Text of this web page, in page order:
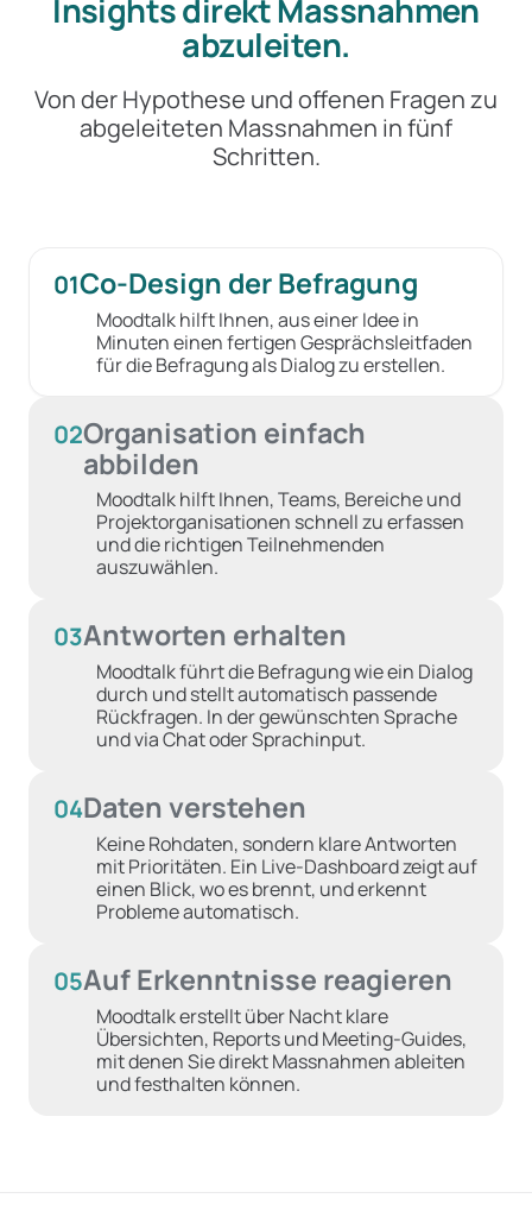
Insights direkt Massnahmen
abzuleiten.
Von der Hypothese und offenen Fragen zu
abgeleiteten Massnahmen in fünf
Schritten.
01Co-Design der Befragung
Moodtalk hilft Ihnen, aus einer Idee in
Minuten einen fertigen Gesprächsleitfaden
für die Befragung als Dialog zu erstellen.
02Organisation einfach
abbilden
Moodtalk hilft Ihnen, Teams, Bereiche und
Projektorganisationen schnell zu erfassen
und die richtigen Teilnehmenden
auszuwählen.
03Antworten erhalten
Moodtalk führt die Befragung wie ein Dialog
durch und stellt automatisch passende
Rückfragen. In der gewünschten Sprache
und via Chat oder Sprachinput.
04Daten verstehen
Keine Rohdaten, sondern klare Antworten
mit Prioritäten. Ein Live-Dashboard zeigt auf
einen Blick, wo es brennt, und erkennt
Probleme automatisch.
05Auf Erkenntnisse reagieren
Moodtalk erstellt über Nacht klare
Übersichten, Reports und Meeting-Guides,
mit denen Sie direkt Massnahmen ableiten
und festhalten können.